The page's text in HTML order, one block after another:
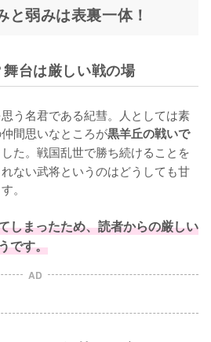
と弱みは表裏一体！
台は厳しい戦の場
う名君である紀彗。人としては素
間思いなところが黒羊丘の戦いで
た。戦国乱世で勝ち続けることを
ない武将というのはどうしても甘
。
しまったため、読者からの厳しい
です。
AD